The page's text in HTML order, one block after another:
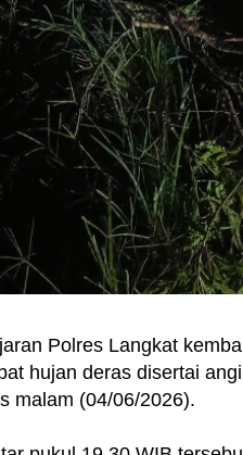
Polres Langkat
hujan deras disertai
malam (04/06/2026).